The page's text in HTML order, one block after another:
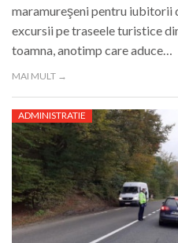
maramureşeni pentru iubitorii
excursii pe traseele turistice
toamna, anotimp care aduce…
MAI MULT →
ADMINISTRATIE